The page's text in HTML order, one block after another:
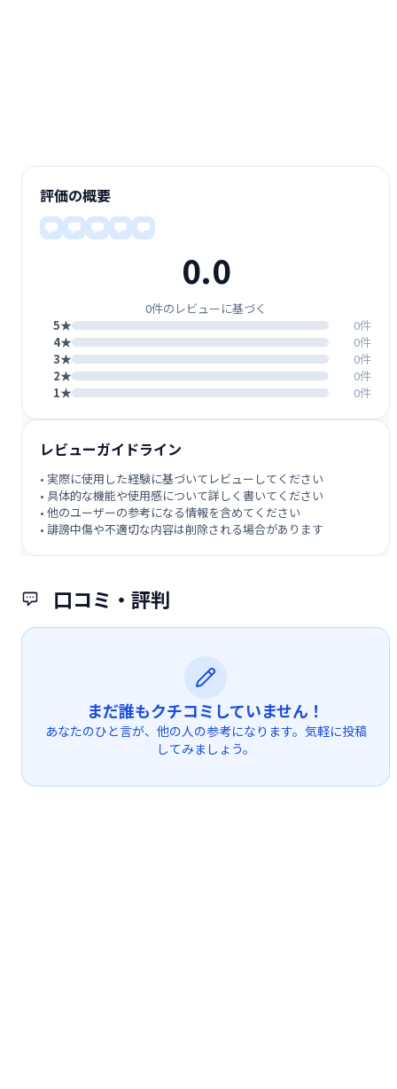
口コミ・評判
まだ誰もクチコミしていません！
あなたのひと言が、他の人の参考になります。気軽に投稿
してみましょう。
評価の概要
0.0
0件のレビューに基づく
5★
0件
4★
0件
3★
0件
2★
0件
1★
0件
レビューガイドライン
• 実際に使用した経験に基づいてレビューしてください
• 具体的な機能や使用感について詳しく書いてください
• 他のユーザーの参考になる情報を含めてください
• 誹謗中傷や不適切な内容は削除される場合があります